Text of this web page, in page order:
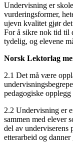
Undervisning er
vurderingsformer,
ujevn kvalitet gjør
For å sikre nok tid til
tydelig, og elevene
Norsk Lektorlag
2.1 Det må være
pedagogiske
2.2 Undervisning er
sammen med elever
del av underviserens
etterarbeid og